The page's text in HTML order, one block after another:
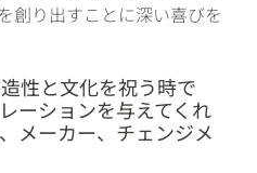
創り出すことに深い喜びを
性と文化を祝う時で
ーションを与えてくれ
メーカー、チェンジメ